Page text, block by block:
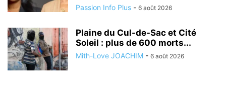
Passion Info Plus - 6 août 2026
Plaine du Cul-de-Sac et Cité
Soleil : plus de 600 morts...
Mith-Love JOACHIM - 6 août 2026